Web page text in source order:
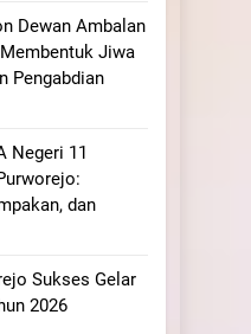
Dewan Ambalan
Jiwa
Pengabdian
Negeri 11
dan
Sukses Gelar
2026